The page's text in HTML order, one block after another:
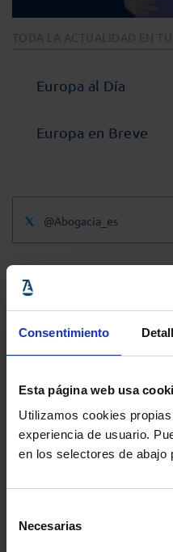
Consentimiento
Esta página web usa
Utilizamos cookies
experiencia de usuario.
en los selectores de abajo
Necesarias
TODA LA ACTUALIDAD EN TU
Europa al Día
Europa en Breve
@Abogacia_es